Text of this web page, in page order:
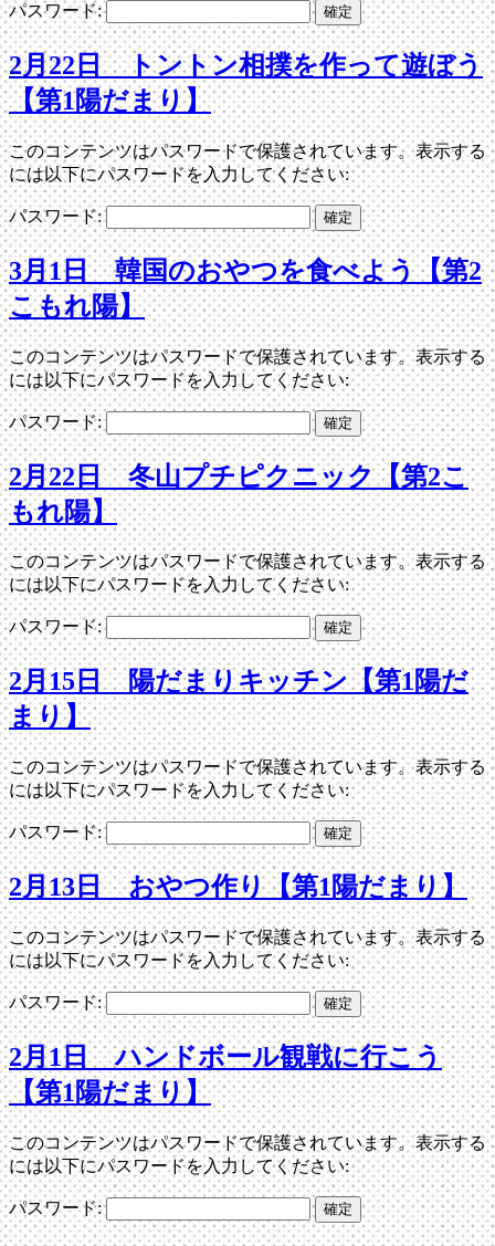
パスワード:
2月22日 トントン相撲を作って遊ぼう
【第1陽だまり】
このコンテンツはパスワードで保護されています。表示する
には以下にパスワードを入力してください:
パスワード:
3月1日 韓国のおやつを食べよう【第2
こもれ陽】
このコンテンツはパスワードで保護されています。表示する
には以下にパスワードを入力してください:
パスワード:
2月22日 冬山プチピクニック【第2こ
もれ陽】
このコンテンツはパスワードで保護されています。表示する
には以下にパスワードを入力してください:
パスワード:
2月15日 陽だまりキッチン【第1陽だ
まり】
このコンテンツはパスワードで保護されています。表示する
には以下にパスワードを入力してください:
パスワード:
2月13日 おやつ作り【第1陽だまり】
このコンテンツはパスワードで保護されています。表示する
には以下にパスワードを入力してください:
パスワード:
2月1日 ハンドボール観戦に行こう
【第1陽だまり】
このコンテンツはパスワードで保護されています。表示する
には以下にパスワードを入力してください:
パスワード: